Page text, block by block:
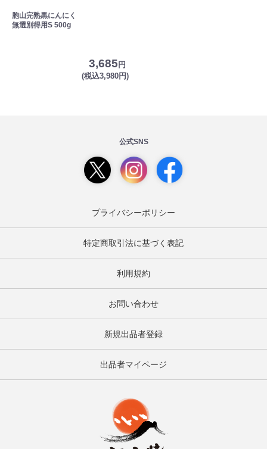
胞山完熟黒にんにく
無選別得用S 500g
3,685 円
(税込3,980円)
公式SNS
プライバシーポリシー
特定商取引法に基づく表記
利用規約
お問い合わせ
新規出品者登録
出品者マイページ